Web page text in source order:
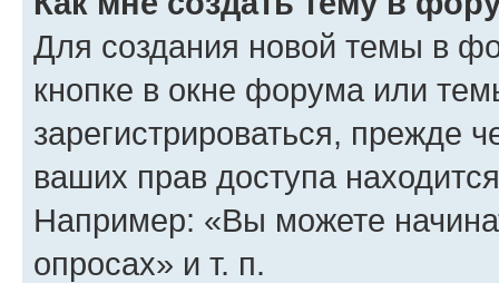
Для создания новой темы в
кнопке в окне форума или
зарегистрироваться, прежде
ваших прав доступа
Например: «Вы можете
опросах» и т. п.